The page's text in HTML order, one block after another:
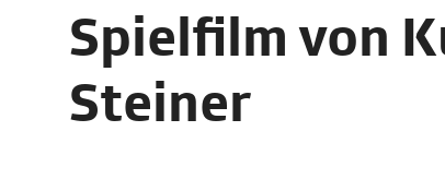
Spielfilm von
Steiner